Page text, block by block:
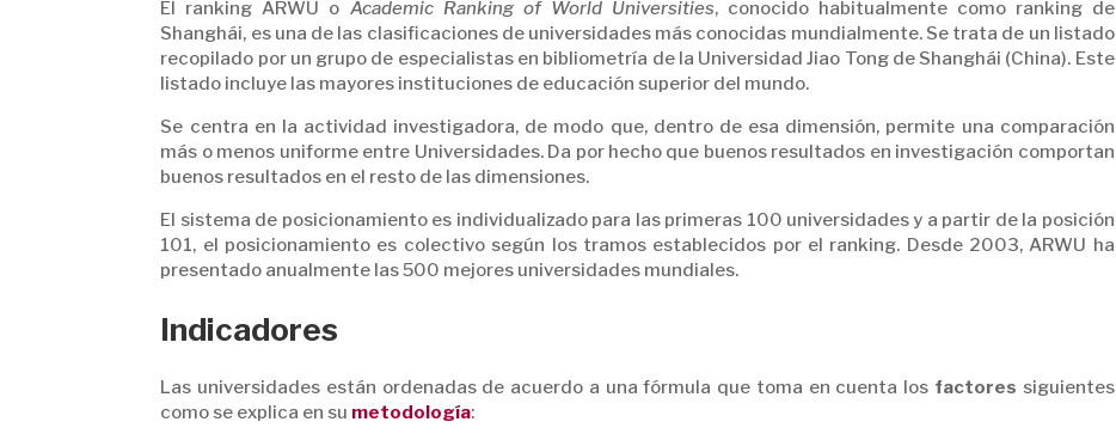
El ranking ARWU o Academic Ranking of World Universities, conocido habitualmente como ranking de
Shanghái, es una de las clasificaciones de universidades más conocidas mundialmente. Se trata de un listado
recopilado por un grupo de especialistas en bibliometría de la Universidad Jiao Tong de Shanghái (China). Este
listado incluye las mayores instituciones de educación superior del mundo.
Se centra en la actividad investigadora, de modo que, dentro de esa dimensión, permite una comparación
más o menos uniforme entre Universidades. Da por hecho que buenos resultados en investigación comportan
buenos resultados en el resto de las dimensiones.
El sistema de posicionamiento es individualizado para las primeras 100 universidades y a partir de la posición
101, el posicionamiento es colectivo según los tramos establecidos por el ranking. Desde 2003, ARWU ha
presentado anualmente las 500 mejores universidades mundiales.
Indicadores
Las universidades están ordenadas de acuerdo a una fórmula que toma en cuenta los factores siguientes
como se explica en su metodología: